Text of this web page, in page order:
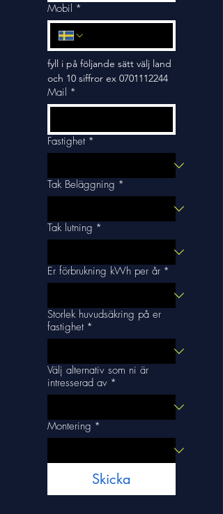
Mobil *
fyll i på följande sätt välj land
och 10 siffror ex 0701112244
Mail *
Fastighet *
Tak Beläggning *
Tak lutning *
Er förbrukning kWh per år *
Storlek huvudsäkring på er
fastighet *
Välj alternativ som ni är
intresserad av *
Montering *
Skicka